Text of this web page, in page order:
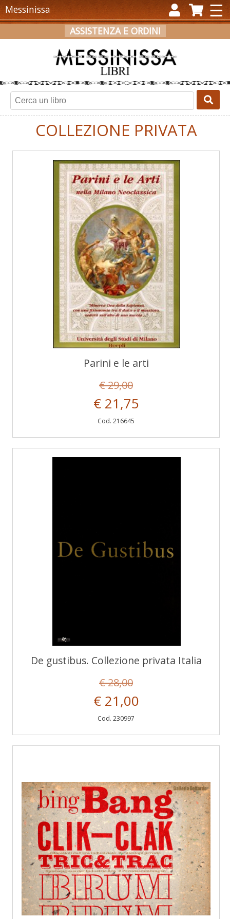
ASSISTENZA E ORDINI
ACCEDI REGISTRATI CARRELLO
Messinissa ☰
×
COLLEZIONE PRIVATA
Parini e le arti
€ 29,00
€ 21,75
Cod. 216645
De gustibus. Collezione privata Italia
€ 28,00
€ 21,00
Cod. 230997